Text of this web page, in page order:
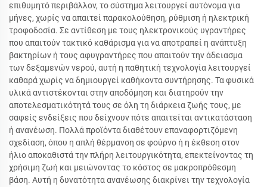
επιθυμητό περιβάλλον, το σύστημα λειτουργεί αυτόνομα για
μήνες, χωρίς να απαιτεί παρακολούθηση, ρύθμιση ή ηλεκτρική
τροφοδοσία. Σε αντίθεση με τους ηλεκτρονικούς υγραντήρες
που απαιτούν τακτικό καθάρισμα για να αποτραπεί η ανάπτυξη
βακτηρίων ή τους αφυγραντήρες που απαιτούν την άδειασμα
των δεξαμενών νερού, αυτή η παθητική τεχνολογία λειτουργεί
καθαρά χωρίς να δημιουργεί καθήκοντα συντήρησης. Τα φυσικά
υλικά αντιστέκονται στην αποδόμηση και διατηρούν την
αποτελεσματικότητά τους σε όλη τη διάρκεια ζωής τους, με
σαφείς ενδείξεις που δείχνουν πότε απαιτείται αντικατάσταση
ή ανανέωση. Πολλά προϊόντα διαθέτουν επαναφορτιζόμενη
σχεδίαση, όπου η απλή θέρμανση σε φούρνο ή η έκθεση στον
ήλιο αποκαθιστά την πλήρη λειτουργικότητα, επεκτείνοντας τη
χρήσιμη ζωή και μειώνοντας το κόστος σε μακροπρόθεσμη
βάση. Αυτή η δυνατότητα ανανέωσης διακρίνει την τεχνολογία